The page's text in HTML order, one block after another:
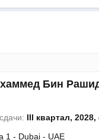
Бин
III квартал,
1 - Dubai - UAE